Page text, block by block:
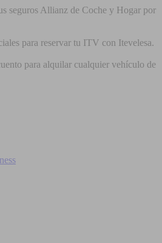
seguros Allianz de Coche y Hogar por
para reservar tu ITV con Itevelesa.
para alquilar cualquier vehículo de